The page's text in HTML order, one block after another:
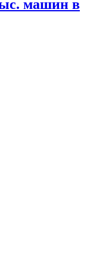
машин в